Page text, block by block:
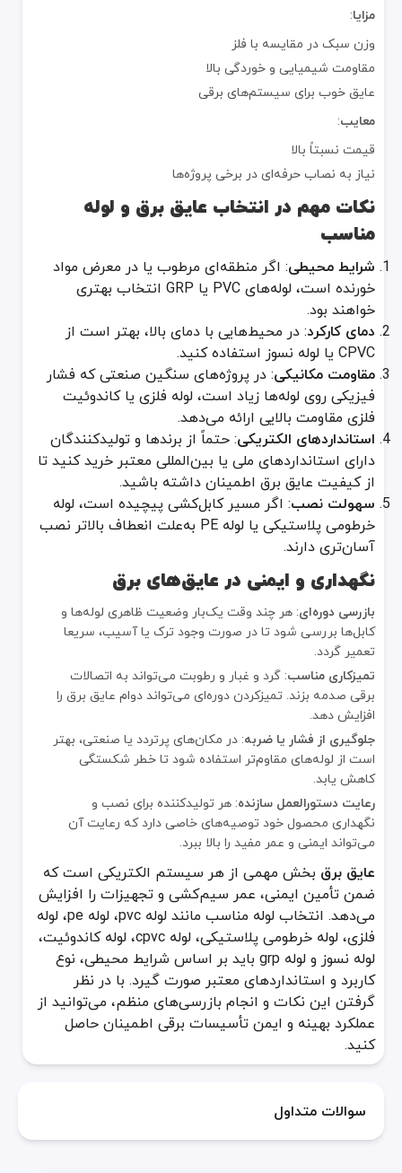
مزایا:
وزن سبک در مقایسه با فلز
مقاومت شیمیایی و خوردگی بالا
عایق خوب برای سیستم‌های برقی
معایب:
قیمت نسبتاً بالا
نیاز به نصاب حرفه‌ای در برخی پروژه‌ها
نکات مهم در انتخاب عایق برق و لوله
مناسب
شرایط محیطی: اگر منطقه‌ای مرطوب یا در معرض مواد
خورنده است، لوله‌های PVC یا GRP انتخاب بهتری
خواهند بود.
دمای کارکرد: در محیط‌هایی با دمای بالا، بهتر است از
CPVC یا لوله نسوز استفاده کنید.
مقاومت مکانیکی: در پروژه‌های سنگین صنعتی که فشار
فیزیکی روی لوله‌ها زیاد است، لوله فلزی یا کاندوئیت
فلزی مقاومت بالایی ارائه می‌دهد.
استانداردهای الکتریکی: حتماً از برندها و تولیدکنندگان
دارای استانداردهای ملی یا بین‌المللی معتبر خرید کنید تا
از کیفیت عایق برق اطمینان داشته باشید.
سهولت نصب: اگر مسیر کابل‌کشی پیچیده است، لوله
خرطومی پلاستیکی یا لوله PE به‌علت انعطاف بالاتر نصب
آسان‌تری دارند.
نگهداری و ایمنی در عایق‌های برق
بازرسی دوره‌ای: هر چند وقت یک‌بار وضعیت ظاهری لوله‌ها و
کابل‌ها بررسی شود تا در صورت وجود ترک یا آسیب، سریعا
تعمیر گردد.
تمیزکاری مناسب: گرد و غبار و رطوبت می‌تواند به اتصالات
برقی صدمه بزند. تمیزکردن دوره‌ای می‌تواند دوام عایق برق را
افزایش دهد.
جلوگیری از فشار یا ضربه: در مکان‌های پرتردد یا صنعتی، بهتر
است از لوله‌های مقاوم‌تر استفاده شود تا خطر شکستگی
کاهش یابد.
رعایت دستورالعمل سازنده: هر تولیدکننده برای نصب و
نگهداری محصول خود توصیه‌های خاصی دارد که رعایت آن
می‌تواند ایمنی و عمر مفید را بالا ببرد.
عایق برق بخش مهمی از هر سیستم الکتریکی است که
ضمن تأمین ایمنی، عمر سیم‌کشی و تجهیزات را افزایش
می‌دهد. انتخاب لوله مناسب مانند لوله pvc، لوله pe، لوله
فلزی، لوله خرطومی پلاستیکی، لوله cpvc، لوله کاندوئیت،
لوله نسوز و لوله grp باید بر اساس شرایط محیطی، نوع
کاربرد و استانداردهای معتبر صورت گیرد. با در نظر
گرفتن این نکات و انجام بازرسی‌های منظم، می‌توانید از
عملکرد بهینه و ایمن تأسیسات برقی اطمینان حاصل
کنید.
سوالات متداول